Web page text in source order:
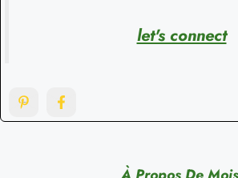
let's connect